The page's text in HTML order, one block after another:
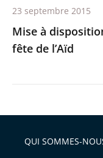
Mise à
fête de l’Aïd
23 septembre 2015
QUI SOMMES-